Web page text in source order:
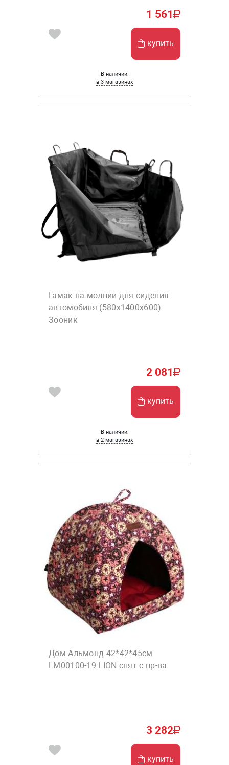
1 561
купить
В наличии:
в 3 магазинах
Гамак на молнии для сидения
автомобиля (580х1400х600)
Зооник
2 081
купить
В наличии:
в 2 магазинах
Дом Альмонд 42*42*45см
LM00100-19 LION снят с пр-ва
3 282
купить